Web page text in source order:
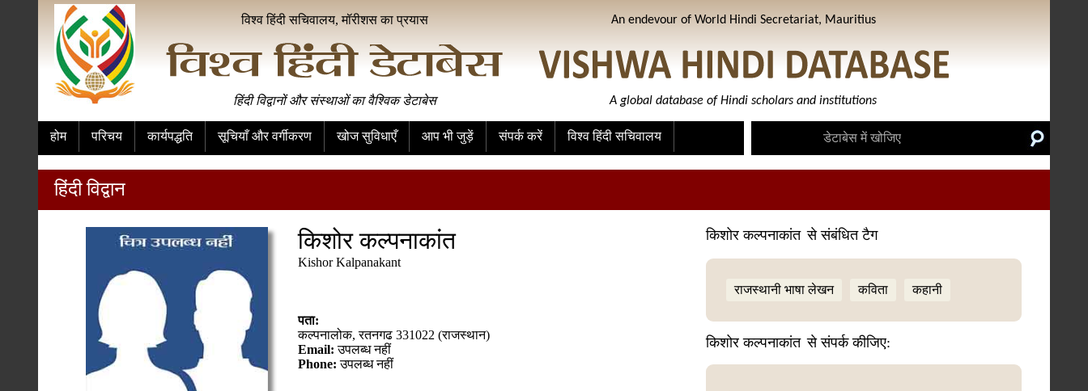
विश्व हिंदी सचिवालय, मॉरीशस का प्रयास An endevour of World Hindi Secretariat, Mauritius
हिंदी विद्वानों और संस्थाओं का वैश्विक डेटाबेस A global database of Hindi scholars and institutions
होम परिचय कार्यपद्धति सूचियाँ और वर्गीकरण खोज सुविधाएँ आप भी जुड़ें संपर्क करें विश्व हिंदी सचिवालय
हिंदी विद्वान
किशोर कल्पनाकांत
Kishor Kalpanakant
पता:
कल्पनालोक, रतनगढ 331022 (राजस्थान)
Email:उपलब्ध नहीं
Phone:उपलब्ध नहीं
किशोर कल्पनाकांत से संबंधित टैग
राजस्थानी भाषा लेखन कविता कहानी
किशोर कल्पनाकांत से संपर्क कीजिए: